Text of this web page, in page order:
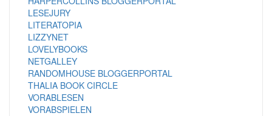
LESEJURY
LITERATOPIA
LIZZYNET
LOVELYBOOKS
NETGALLEY
RANDOMHOUSE BLOGGERPORTAL
THALIA BOOK CIRCLE
VORABLESEN
VORABSPIELEN